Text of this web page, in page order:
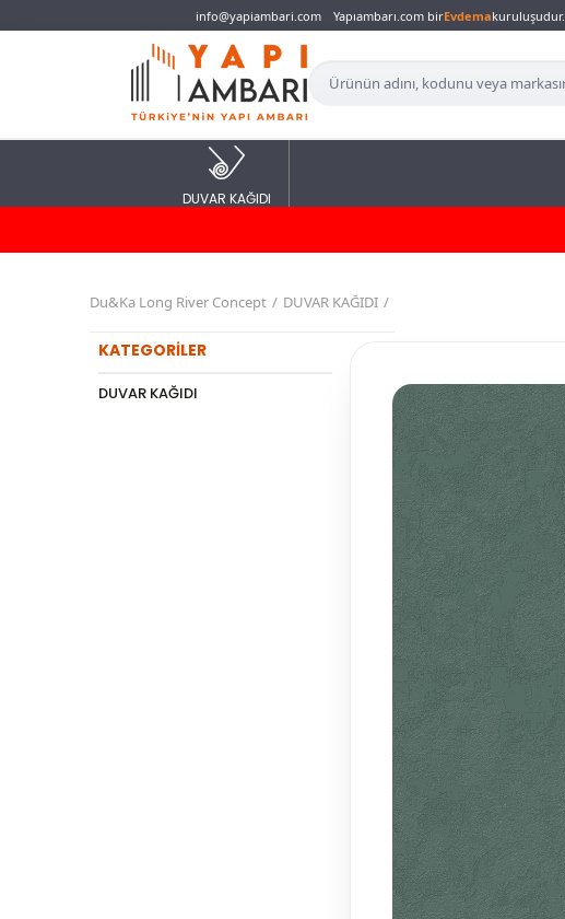
info@yapiambari.com Yapıambarı.com birEvdemakuruluşudur.
DUVAR KAĞIDI
Du&Ka Long River Concept DUVAR KAĞIDI
KATEGORİLER
DUVAR KAĞIDI